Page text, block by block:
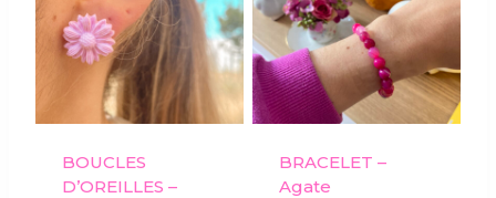
BOUCLES
D’OREILLES –
BRACELET –
Agate